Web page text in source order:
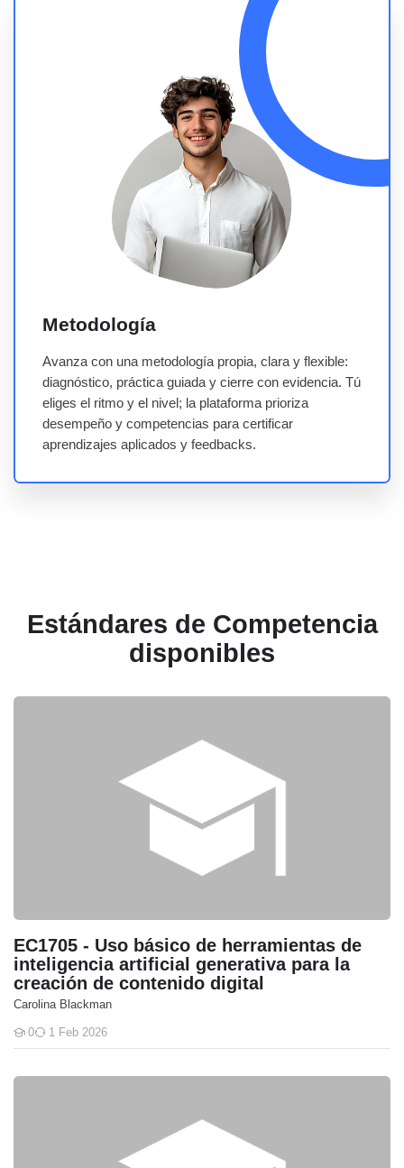
Metodología
Avanza con una metodología propia, clara y flexible:
diagnóstico, práctica guiada y cierre con evidencia. Tú
eliges el ritmo y el nivel; la plataforma prioriza
desempeño y competencias para certificar
aprendizajes aplicados y feedbacks.
Estándares de Competencia
disponibles
EC1705 - Uso básico de herramientas de
inteligencia artificial generativa para la
creación de contenido digital
Carolina Blackman
0
Students
1 Feb 2026